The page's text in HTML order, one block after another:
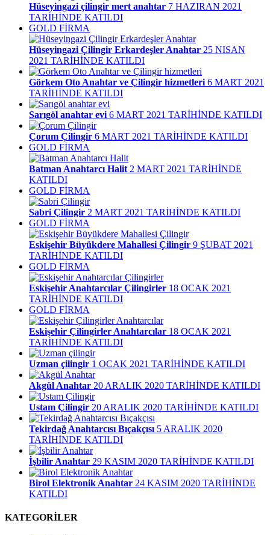
Hüseyingazi çilingir mert anahtar 7 HAZIRAN 2021
TARİHİNDE KATILDI
GOLD FİRMA
Hüseyingazi Çilingir Erkardeşler Anahtar 25 NISAN
2021 TARİHİNDE KATILDI
Görkem Oto Anahtar ve Çilingir hizmetleri 6 MART 2021
TARİHİNDE KATILDI
Sarıgöl anahtar evi 6 MART 2021 TARİHİNDE KATILDI
Çorum Çilingir 6 MART 2021 TARİHİNDE KATILDI
GOLD FİRMA
Batman Anahtarcı Halit 2 MART 2021 TARİHİNDE
KATILDI
GOLD FİRMA
Sabri Çilingir 2 MART 2021 TARİHİNDE KATILDI
GOLD FİRMA
Eskişehir Büyükdere Mahallesi Çilingir 9 ŞUBAT 2021
TARİHİNDE KATILDI
GOLD FİRMA
Eskişehir Anahtarcılar Çilingirler 18 OCAK 2021
TARİHİNDE KATILDI
GOLD FİRMA
Eskişehir Çilingirler Anahtarcılar 18 OCAK 2021
TARİHİNDE KATILDI
Uzman çilingir 1 OCAK 2021 TARİHİNDE KATILDI
Akgül Anahtar 20 ARALIK 2020 TARİHİNDE KATILDI
Ustam Çilingir 20 ARALIK 2020 TARİHİNDE KATILDI
Tekirdağ Anahtarcısı Bıçakçısı 5 ARALIK 2020
TARİHİNDE KATILDI
İşbilir Anahtar 29 KASIM 2020 TARİHİNDE KATILDI
Birol Elektronik Anahtar 24 KASIM 2020 TARİHİNDE
KATILDI
KATEGORİLER